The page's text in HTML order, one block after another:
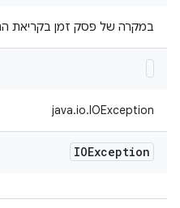
במקרה של פסק זמן בקריאת
java.io.IOException
IOException